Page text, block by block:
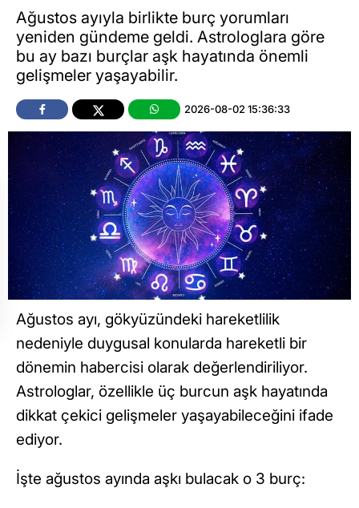
Ağustos ayıyla birlikte burç yorumları
yeniden gündeme geldi. Astrologlara göre
bu ay bazı burçlar aşk hayatında önemli
gelişmeler yaşayabilir.
2026-08-02 15:36:33
Ağustos ayı, gökyüzündeki hareketlilik
nedeniyle duygusal konularda hareketli bir
dönemin habercisi olarak değerlendiriliyor.
Astrologlar, özellikle üç burcun aşk hayatında
dikkat çekici gelişmeler yaşayabileceğini ifade
ediyor.
İşte ağustos ayında aşkı bulacak o 3 burç: